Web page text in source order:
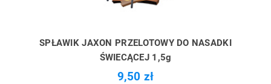
SPŁAWIK JAXON PRZELOTOWY DO NASADKI
ŚWIECĄCEJ 1,5g
9,50 zł